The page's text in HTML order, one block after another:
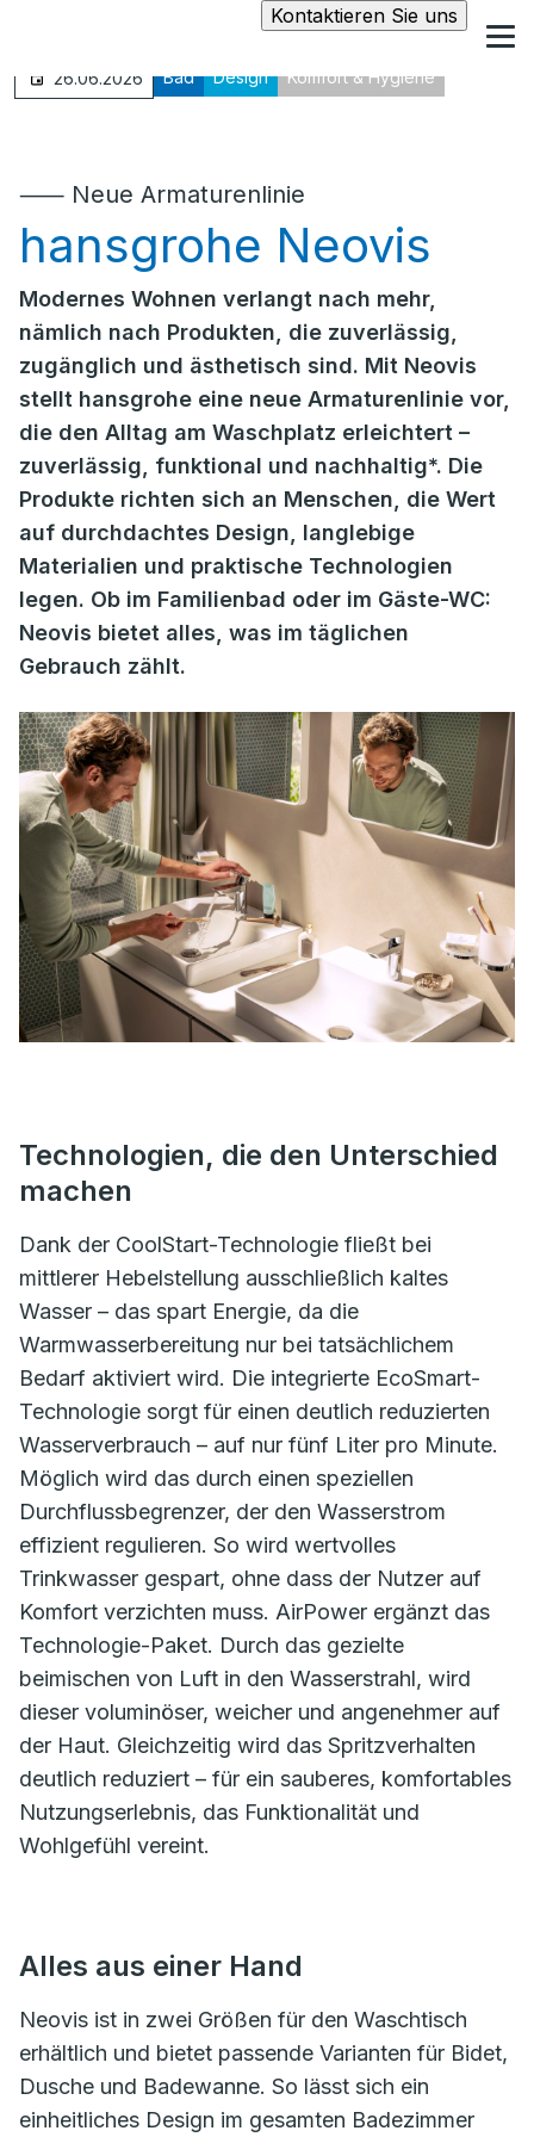
Kontaktieren Sie uns
26.06.2026 Bad Design Komfort & Hygiene
⸺ Neue Armaturenlinie
hansgrohe Neovis
Modernes Wohnen verlangt nach mehr,
nämlich nach Produkten, die zuverlässig,
zugänglich und ästhetisch sind. Mit Neovis
stellt hansgrohe eine neue Armaturenlinie vor,
die den Alltag am Waschplatz erleichtert –
zuverlässig, funktional und nachhaltig*. Die
Produkte richten sich an Menschen, die Wert
auf durchdachtes Design, langlebige
Materialien und praktische Technologien
legen. Ob im Familienbad oder im Gäste-WC:
Neovis bietet alles, was im täglichen
Gebrauch zählt.
Technologien, die den Unterschied
machen
Dank der CoolStart-Technologie fließt bei
mittlerer Hebelstellung ausschließlich kaltes
Wasser – das spart Energie, da die
Warmwasserbereitung nur bei tatsächlichem
Bedarf aktiviert wird. Die integrierte EcoSmart-
Technologie sorgt für einen deutlich reduzierten
Wasserverbrauch – auf nur fünf Liter pro Minute.
Möglich wird das durch einen speziellen
Durchflussbegrenzer, der den Wasserstrom
effizient regulieren. So wird wertvolles
Trinkwasser gespart, ohne dass der Nutzer auf
Komfort verzichten muss. AirPower ergänzt das
Technologie-Paket. Durch das gezielte
beimischen von Luft in den Wasserstrahl, wird
dieser voluminöser, weicher und angenehmer auf
der Haut. Gleichzeitig wird das Spritzverhalten
deutlich reduziert – für ein sauberes, komfortables
Nutzungserlebnis, das Funktionalität und
Wohlgefühl vereint.
Alles aus einer Hand
Neovis ist in zwei Größen für den Waschtisch
erhältlich und bietet passende Varianten für Bidet,
Dusche und Badewanne. So lässt sich ein
einheitliches Design im gesamten Badezimmer